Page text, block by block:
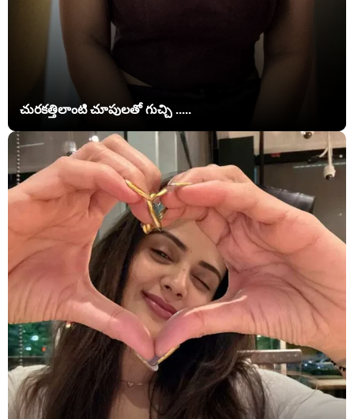
చురకత్తిలాంటి చూపులతో గుచ్చి .....